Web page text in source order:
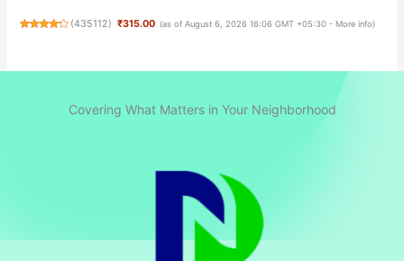
(435112) ₹315.00 (as of August 6, 2026 16:06 GMT +05:30 - More info)
Covering What Matters in Your Neighborhood